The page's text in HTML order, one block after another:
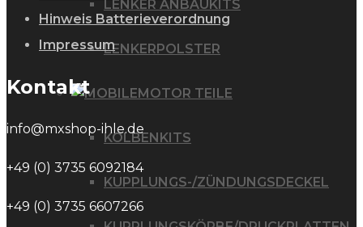
LENKER ANBAUKITS
LENKERPOLSTER
MOTOR TEILE
KOLBENKITS
KUPPLUNGS-/ZÜNDUNGSDECKEL
Hinweis Batterieverordnung
Impressum
Kontakt
info@mxshop-ihle.de
+49 (0) 3735 6092184
+49 (0) 3735 6607266